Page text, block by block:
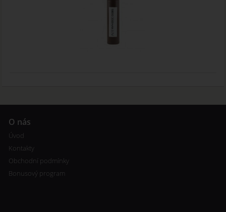
O nás
Úvod
Kontakty
Obchodní podmínky
Bonusový program